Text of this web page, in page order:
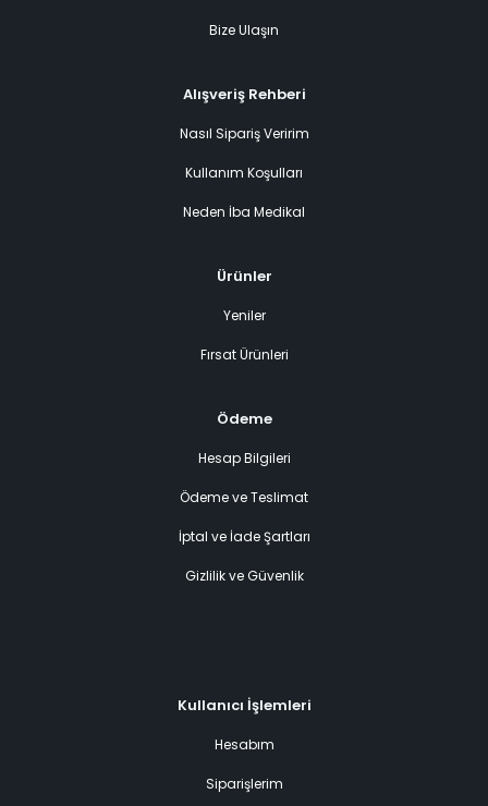
Bize Ulaşın
Alışveriş Rehberi
Nasıl Sipariş Veririm
Kullanım Koşulları
Neden İba Medikal
Ürünler
Yeniler
Fırsat Ürünleri
Ödeme
Hesap Bilgileri
Ödeme ve Teslimat
İptal ve İade Şartları
Gizlilik ve Güvenlik
Kullanıcı İşlemleri
Hesabım
Siparişlerim